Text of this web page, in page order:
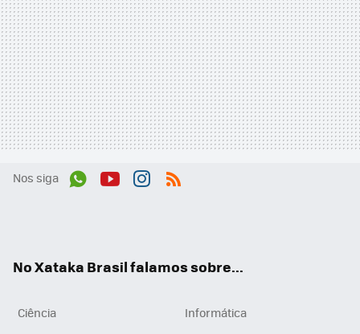
Nos siga
No Xataka Brasil falamos sobre...
Ciência
Informática